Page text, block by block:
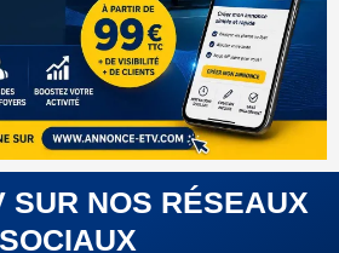
SUR NOS RÉSEAUX
SOCIAUX